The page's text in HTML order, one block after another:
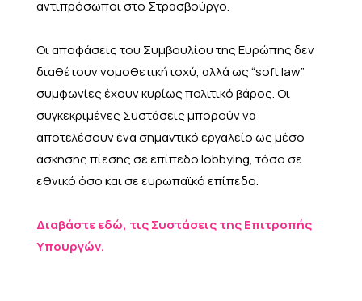
αντιπρόσωποι στο Στρασβούργο.
Οι αποφάσεις του Συμβουλίου της Ευρώπης δεν
διαθέτουν νομοθετική ισχύ, αλλά ως “soft law”
συμφωνίες έχουν κυρίως πολιτικό βάρος. Οι
συγκεκριμένες Συστάσεις μπορούν να
αποτελέσουν ένα σημαντικό εργαλείο ως μέσο
άσκησης πίεσης σε επίπεδο lobbying, τόσο σε
εθνικό όσο και σε ευρωπαϊκό επίπεδο.
Διαβάστε εδώ, τις Συστάσεις της Επιτροπής
Υπουργών.